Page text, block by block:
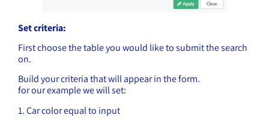
Set criteria:
First choose the table you would like to submit the search
on.
Build your criteria that will appear in the form.
for our example we will set:
1. Car color equal to input